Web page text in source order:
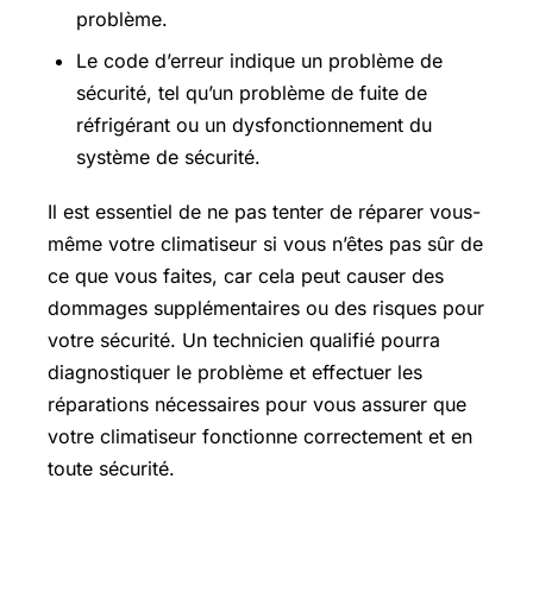
problème.
Le code d’erreur indique un problème de
sécurité, tel qu’un problème de fuite de
réfrigérant ou un dysfonctionnement du
système de sécurité.
Il est essentiel de ne pas tenter de réparer vous-
même votre climatiseur si vous n’êtes pas sûr de
ce que vous faites, car cela peut causer des
dommages supplémentaires ou des risques pour
votre sécurité. Un technicien qualifié pourra
diagnostiquer le problème et effectuer les
réparations nécessaires pour vous assurer que
votre climatiseur fonctionne correctement et en
toute sécurité.